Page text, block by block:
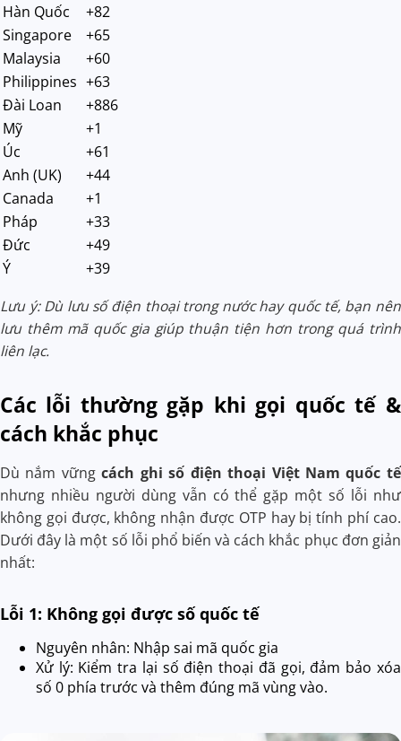
Hàn Quốc
+82
Singapore
+65
Malaysia
+60
Philippines +63
Đài Loan
+886
Mỹ
+1
Úc
+61
Anh (UK)
+44
Canada
+1
Pháp
+33
Đức
+49
Ý
+39
Lưu ý: Dù lưu số điện thoại trong nước hay quốc tế, bạn nên
lưu thêm mã quốc gia giúp thuận tiện hơn trong quá trình
liên lạc.
Các lỗi thường gặp khi gọi quốc tế &
cách khắc phục
Dù nắm vữngcách ghi số điện thoại Việt Nam quốc tế
nhưng nhiều người dùng vẫn có thể gặp một số lỗi như
không gọi được, không nhận được OTP hay bị tính phí cao.
Dưới đây là một số lỗi phổ biến và cách khắc phục đơn giản
nhất:
Lỗi 1: Không gọi được số quốc tế
Nguyên nhân: Nhập sai mã quốc gia
Xử lý: Kiểm tra lại số điện thoại đã gọi, đảm bảo xóa
số 0 phía trước và thêm đúng mã vùng vào.